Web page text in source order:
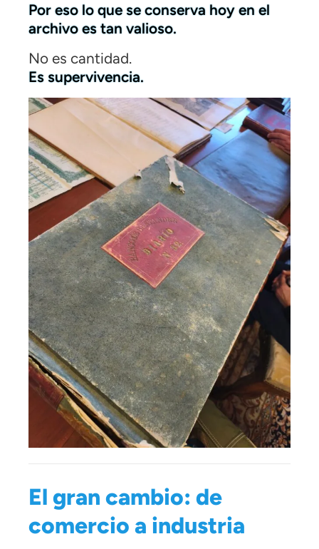
Por eso lo que se conserva hoy en el
archivo es tan valioso.
No es cantidad.
Es supervivencia.
El gran cambio: de
comercio a industria